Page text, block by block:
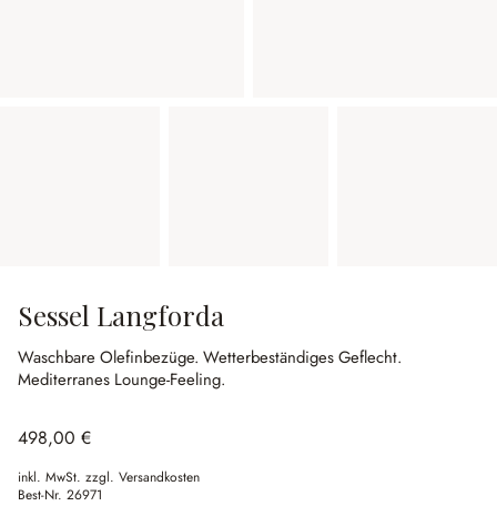
Sessel Langforda
Waschbare Olefinbezüge. Wetterbeständiges Geflecht.
Mediterranes Lounge-Feeling.
498,00 €
inkl. MwSt. zzgl. Versandkosten
Best-Nr. 26971